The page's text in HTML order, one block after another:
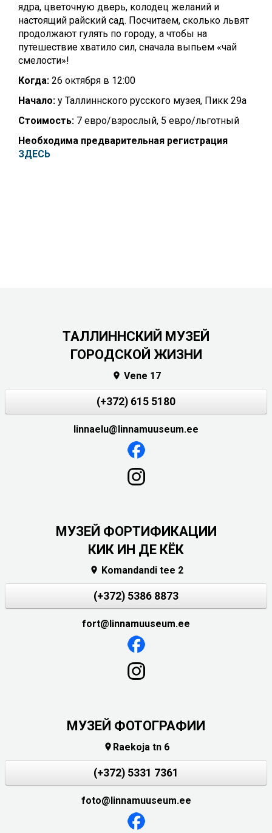
ядра, цветочную дверь, колодец желаний и
настоящий райский сад. Посчитаем, сколько львят
продолжают гулять по городу, а чтобы на
путешествие хватило сил, сначала выпьем «чай
смелости»!
Когда: 26 октября в 12:00
Начало: у Таллиннского русского музея, Пикк 29а
Стоимость: 7 евро/взрослый, 5 евро/льготный
Необходима предварительная регистрация
ЗДЕСЬ
ТАЛЛИННСКИЙ МУЗЕЙ
ГОРОДСКОЙ ЖИЗНИ
 Vene 17
(+372) 615 5180
linnaelu@linnamuuseum.ee
МУЗЕЙ ФОРТИФИКАЦИИ
КИК ИН ДЕ КЁК
 Komandandi tee 2
(+372) 5386 8873
fort@linnamuuseum.ee
МУЗЕЙ ФОТОГРАФИИ
 Raekoja tn 6
(+372) 5331 7361
foto@linnamuuseum.ee